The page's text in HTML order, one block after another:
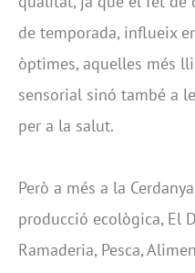
de temporada, influeix
òptimes, aquelles més
sensorial sinó també a
per a la salut.
Però a més a la
producció ecològica, El
Ramaderia, Pesca,